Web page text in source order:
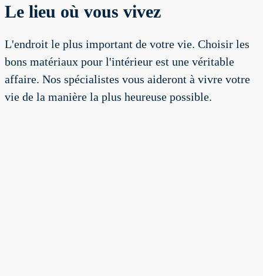
Le lieu où vous vivez
L'endroit le plus important de votre vie. Choisir les
bons matériaux pour l'intérieur est une véritable
affaire. Nos spécialistes vous aideront à vivre votre
vie de la manière la plus heureuse possible.